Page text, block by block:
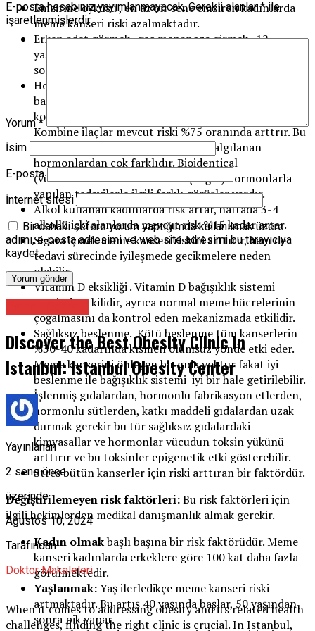
Emzirme öyküsü , en az bir sene emziren kadınlarda
meme kanseri riski azalmaktadır.
Erken adet görmek- geç menapoza girmek. 12
yaşından önce adet görmeye başlamak ve 55 yaşından
sonra menapoza girmek riski arttırır.
Hormon replasman tedavisi menapoz sonrası
başlanan bir tedavidir östrojen progesteron
kombinasyonu veya sadece östrojen kullanılır.
Kombine ilaçlar mevcut riski %75 oranında arttrır. Bu
sentetik hormonlar vücudumuzda salgılanan
hormonlardan çok farklıdır. Bioidentical
(vücudumuzdaki hormonlara eşdeğer) hormonlarla
yapılan tedavilerle ilgili farklı görüşler vardır.
Alkol kullanan kadınlarda risk artar, haftada 3-4
alkollü içki alanlarda mevcut risk %15 kadar artar.
Sigara içmek meme kanseri riskini arttırır, hem de
tedavi sürecinde iyileşmede gecikmelere neden
olabilir.
Vitamin D eksikliği . Vitamin D bağışıklık sistemi
üzerinde etkilidir, ayrıca normal meme hücrelerinin
çoğalmasını da kontrol eden mekanizmada etkilidir.
Sağlıksız beslenme. Kötü beslenme tüm kanserlerin
%30-40 kadarında kısmen olumsuz yönde etki eder.
Meme kanserini önleyen bir gıda yoktur fakat iyi
beslenme ile bağışıklık sistemi iyi bir hale getirilebilir.
İşlenmiş gıdalardan, hormonlu fabrikasyon etlerden,
hormonlu sütlerden, katkı maddeli gıdalardan uzak
durmak gerekir bu tür sağlıksız gıdalardaki
kimyasallar ve hormonlar vücudun toksin yükünü
arttırır ve bu toksinler epigenetik etki gösterebilir.
Stres bütün kanserler için riski arttıran bir faktördür.
Değiştirilemeyen risk faktörleri:Bu risk faktörleri için
ilgili hekimlerden medikal danışmanlık almak gerekir.
Kadın olmakbaşlı başına bir risk faktörüdür. Meme
kanseri kadınlarda erkeklere göre 100 kat daha fazla
görülmektedir.
Yaşlanmak:Yaş ilerledikçe meme kanseri riski
artmaktadır. Bu artış 40 yaşında başlar, 50 yaşından
sonra pik yapar.
E-posta hesabınız yayımlanmayacak. Gerekli alanlar*ile
işaretlenmişlerdir
Yorum*
İsim
E-posta
İnternet sitesi
Bir dahaki sefere yorum yaptığımda kullanılmak üzere
adımı, e-posta adresimi ve web site adresimi bu tarayıcıya
kaydet.
Discover the Best Obesity Clinic in
Istanbul: Istanbul Obesity Center
Yayınlanan
2 sene önce
üzerinde
Ağustos 10, 2024
Tarafından
Doktor Makaleleri
When it comes to addressing obesity and its related health
challenges, finding the right clinic is crucial. In Istanbul,